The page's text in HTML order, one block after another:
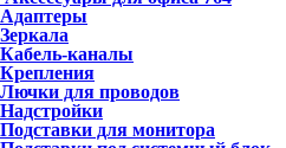
Адаптеры
Зеркала
Кабель-каналы
Крепления
Лючки для проводов
Надстройки
Подставки для монитора